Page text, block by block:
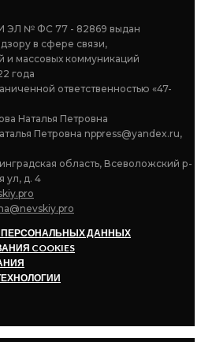
ЭЛ № ФС 77 - 82869 выдан
в сфере связи,
и массовых коммуникаций
года
ответственностью «47-
Наталья Петровна
Петровна nppress@yandex.ru,
область, Всеволожский р-
ул, д. 4
ПЕРСОНАЛЬНЫХ ДАННЫХ
COOKIES